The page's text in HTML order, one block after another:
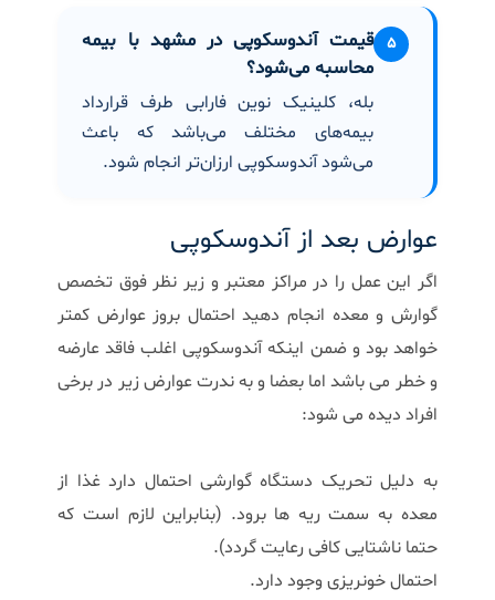
۵
قیمت آندوسکوپی در مشهد با بیمه
محاسبه می‌شود؟
بله، کلینیک نوین فارابی طرف قرارداد
بیمه‌های مختلف می‌باشد که باعث
می‌شود آندوسکوپی ارزان‌تر انجام شود.
عوارض بعد از آندوسکوپی
اگر این عمل را در مراکز معتبر و زیر نظر فوق تخصص
گوارش و معده انجام دهید احتمال بروز عوارض کمتر
خواهد بود و ضمن اینکه آندوسکوپی اغلب فاقد عارضه
و خطر می باشد اما بعضا و به ندرت عوارض زیر در برخی
افراد دیده می شود:
به دلیل تحریک دستگاه گوارشی احتمال دارد غذا از
معده به سمت ریه‌ ها برود. (بنابراین لازم است که
حتما ناشتایی کافی رعایت گردد).
احتمال خونریزی وجود دارد.